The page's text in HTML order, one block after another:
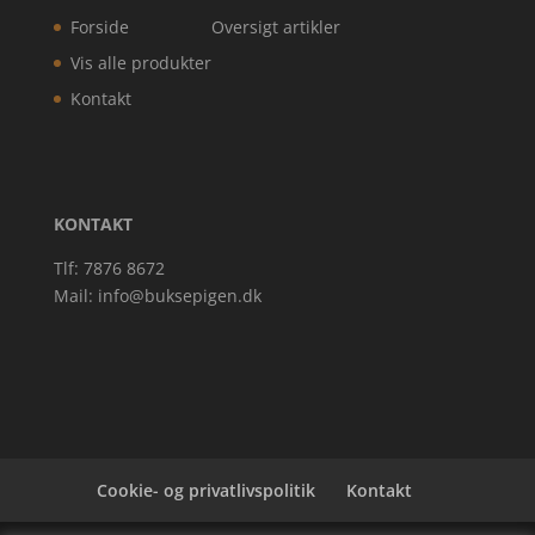
Forside
Vis alle produkter
Kontakt
Oversigt artikler
KONTAKT
Tlf: 7876 8672
Mail: info@buksepigen.dk
Cookie- og privatlivspolitik Kontakt